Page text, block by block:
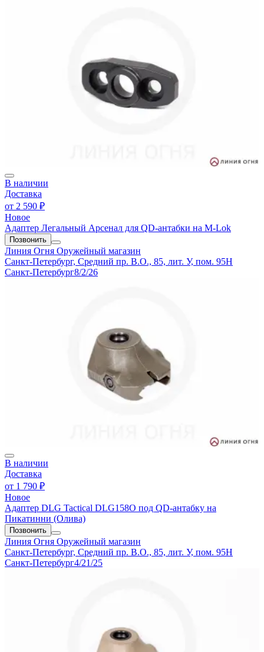
В наличии
Доставка
от 2 590 ₽
Новое
Адаптер Легальный Арсенал для QD-антабки на M-Lok
Позвонить
Линия Огня Оружейный магазин
Санкт-Петербург, Средний пр. В.О., 85, лит. У, пом. 95Н
Санкт-Петербург8/2/26
В наличии
Доставка
от 1 790 ₽
Новое
Адаптер DLG Tactical DLG158O под QD-антабку на
Пикатинни (Олива)
Позвонить
Линия Огня Оружейный магазин
Санкт-Петербург, Средний пр. В.О., 85, лит. У, пом. 95Н
Санкт-Петербург4/21/25